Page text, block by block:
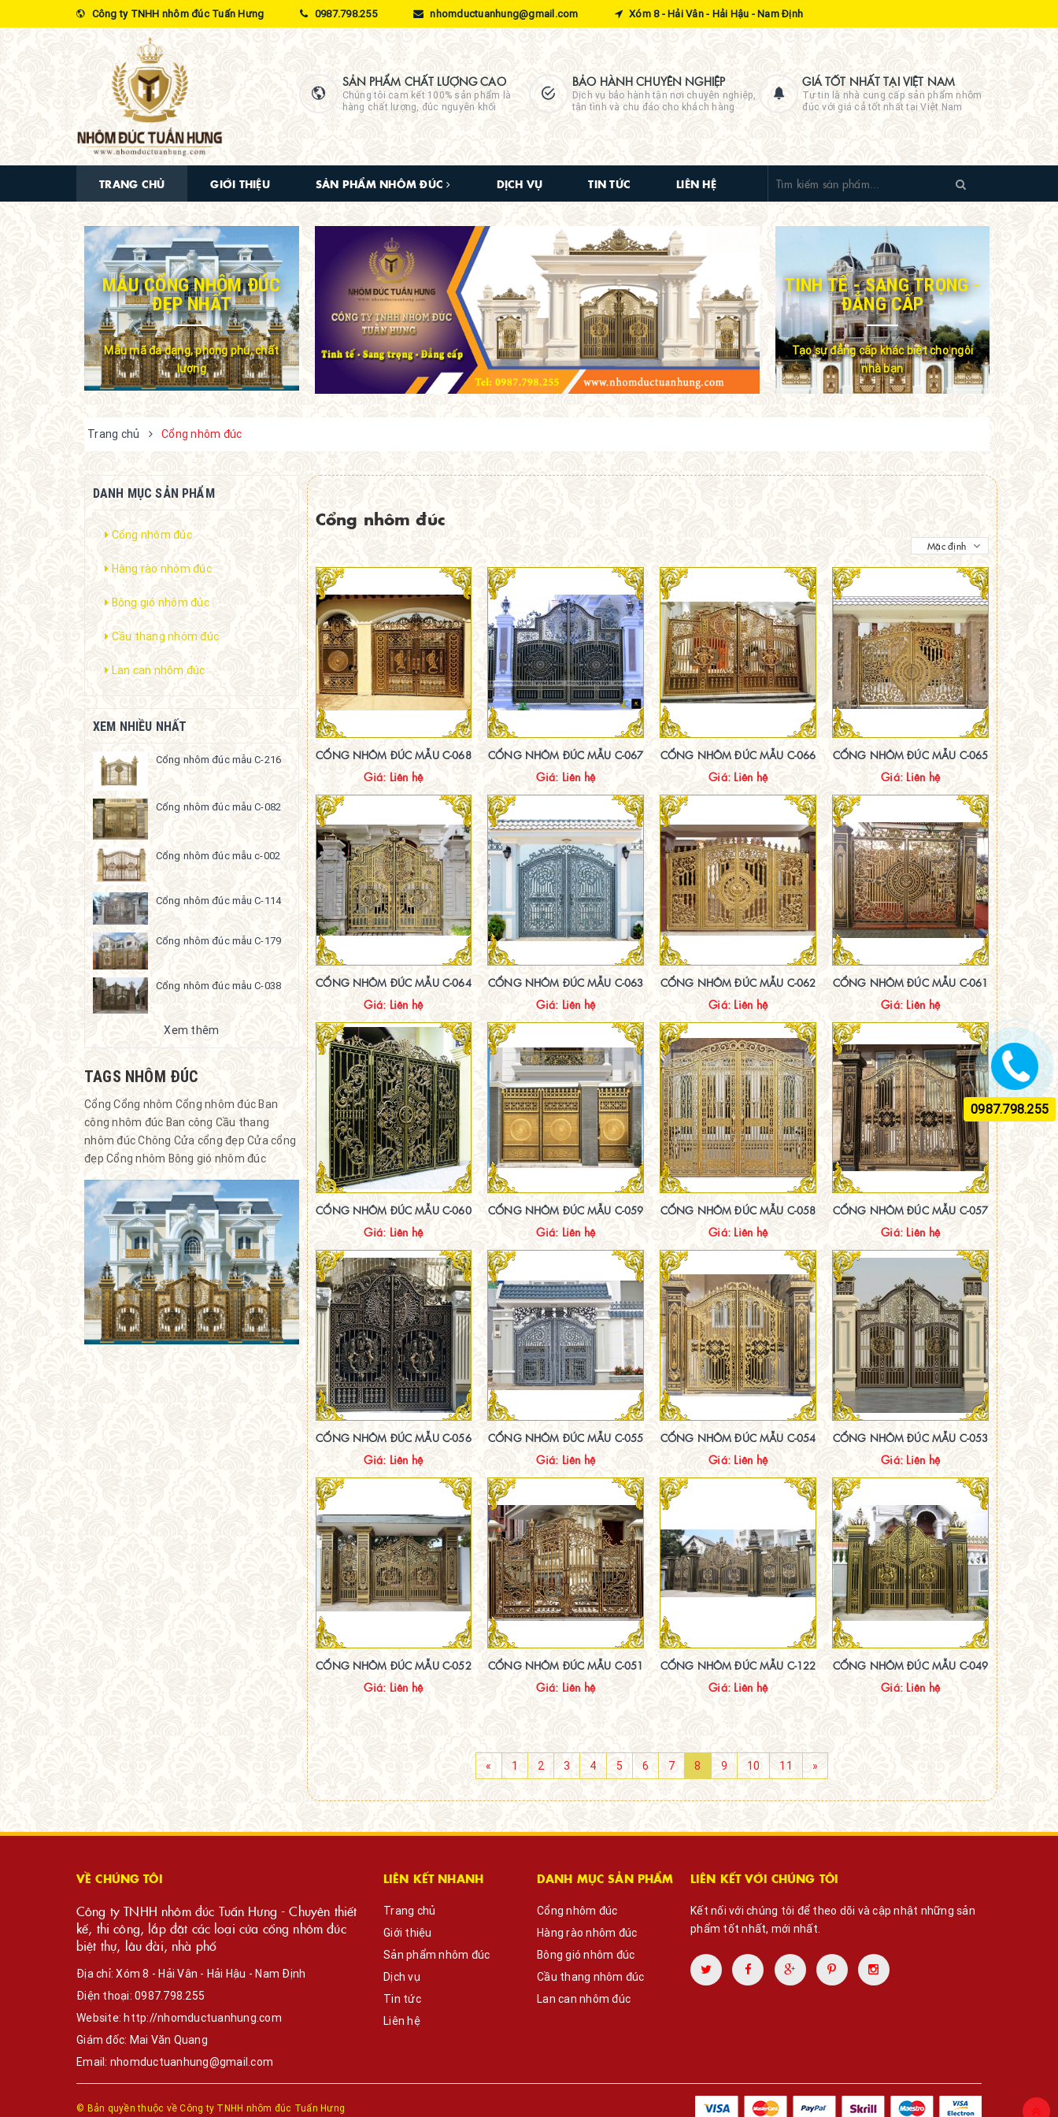
Công ty TNHH nhôm đúc Tuấn Hưng 0987.798.255 nhomductuanhung@gmail.com Xóm 8 - Hải Vân - Hải Hậu - Nam Định
SẢN PHẨM CHẤT LƯỢNG CAO
Chúng tôi cam kết 100% sản phẩm là
hàng chất lượng, đúc nguyên khối
BẢO HÀNH CHUYÊN NGHIỆP
Dịch vụ bảo hành tận nơi chuyên nghiệp,
tận tình và chu đáo cho khách hàng
GIÁ TỐT NHẤT TẠI VIỆT NAM
Tự tin là nhà cung cấp sản phẩm nhôm
đúc với giá cả tốt nhất tại Việt Nam
TRANG CHỦ GIỚI THIỆU SẢN PHẨM NHÔM ĐÚC DỊCH VỤ TIN TỨC LIÊN HỆ
MẪU CỔNG NHÔM ĐÚC
ĐẸP NHẤT
Mẫu mã đa dạng, phong phú, chất
lượng
TINH TẾ - SANG TRỌNG -
ĐẲNG CẤP
Tạo sự đẳng cấp khác biệt cho ngôi
nhà bạn
Trang chủ Cổng nhôm đúc
Cổng nhôm đúc
CỔNG NHÔM ĐÚC MẪU C-068
Giá: Liên hệ
CỔNG NHÔM ĐÚC MẪU C-067
Giá: Liên hệ
CỔNG NHÔM ĐÚC MẪU C-066
Giá: Liên hệ
CỔNG NHÔM ĐÚC MẪU C-065
Giá: Liên hệ
CỔNG NHÔM ĐÚC MẪU C-064
Giá: Liên hệ
CỔNG NHÔM ĐÚC MẪU C-063
Giá: Liên hệ
CỔNG NHÔM ĐÚC MẪU C-062
Giá: Liên hệ
CỔNG NHÔM ĐÚC MẪU C-061
Giá: Liên hệ
CỔNG NHÔM ĐÚC MẪU C-060
Giá: Liên hệ
CỔNG NHÔM ĐÚC MẪU C-059
Giá: Liên hệ
CỔNG NHÔM ĐÚC MẪU C-058
Giá: Liên hệ
CỔNG NHÔM ĐÚC MẪU C-057
Giá: Liên hệ
CỔNG NHÔM ĐÚC MẪU C-056
Giá: Liên hệ
CỔNG NHÔM ĐÚC MẪU C-055
Giá: Liên hệ
CỔNG NHÔM ĐÚC MẪU C-054
Giá: Liên hệ
CỔNG NHÔM ĐÚC MẪU C-053
Giá: Liên hệ
CỔNG NHÔM ĐÚC MẪU C-052
Giá: Liên hệ
CỔNG NHÔM ĐÚC MẪU C-051
Giá: Liên hệ
CỔNG NHÔM ĐÚC MẪU C-122
Giá: Liên hệ
CỔNG NHÔM ĐÚC MẪU C-049
Giá: Liên hệ
« 1 2 3 4 5 6 7 8 9 10 11 »
DANH MỤC SẢN PHẨM
Cổng nhôm đúc
Hàng rào nhôm đúc
Bông gió nhôm đúc
Cầu thang nhôm đúc
Lan can nhôm đúc
XEM NHIỀU NHẤT
Cổng nhôm đúc mẫu C-216
Cổng nhôm đúc mẫu C-082
Cổng nhôm đúc mẫu c-002
Cổng nhôm đúc mẫu C-114
Cổng nhôm đúc mẫu C-179
Cổng nhôm đúc mẫu C-038
Xem thêm
TAGS NHÔM ĐÚC
Cổng Cổng nhôm Cổng nhôm đúcBan
công nhôm đúc Ban công Cầu thang
nhôm đúcChông Cửa cổng đẹp Cửa cổng
đẹp Cổng nhôm Bông gió nhôm đúc
VỀ CHÚNG TÔI
Công ty TNHH nhôm đúc Tuấn Hưng - Chuyên thiết
kế, thi công, lắp đặt các loại cửa cổng nhôm đúc
biệt thự, lâu đài, nhà phố
Địa chỉ: Xóm 8 - Hải Vân - Hải Hậu - Nam Định
Điện thoại: 0987.798.255
Website:http://nhomductuanhung.com
Giám đốc: Mai Văn Quang
Email: nhomductuanhung@gmail.com
LIÊN KẾT NHANH
Trang chủ
Giới thiệu
Sản phẩm nhôm đúc
Dịch vụ
Tin tức
Liên hệ
DANH MỤC SẢN PHẨM
Cổng nhôm đúc
Hàng rào nhôm đúc
Bông gió nhôm đúc
Cầu thang nhôm đúc
Lan can nhôm đúc
LIÊN KẾT VỚI CHÚNG TÔI
Kết nối với chúng tôi để theo dõi và cập nhật những sản
phẩm tốt nhất, mới nhất.
© Bản quyền thuộc vềCông ty TNHH nhôm đúc Tuấn Hưng
0987.798.255